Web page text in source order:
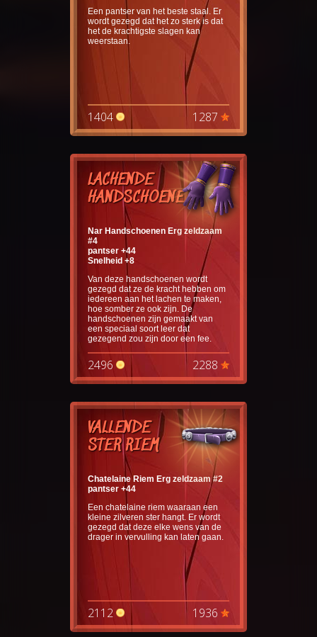
Een pantser van het beste staal. Er
wordt gezegd dat het zo sterk is dat
het de krachtigste slagen kan
weerstaan.
1404 1287
LACHENDE
HANDSCHOENEN
Nar Handschoenen Erg zeldzaam
#4
pantser +44
Snelheid +8
Van deze handschoenen wordt
gezegd dat ze de kracht hebben om
iedereen aan het lachen te maken,
hoe somber ze ook zijn. De
handschoenen zijn gemaakt van
een speciaal soort leer dat
gezegend zou zijn door een fee.
2496 2288
VALLENDE
STER RIEM
Chatelaine Riem Erg zeldzaam #2
pantser +44
Een chatelaine riem waaraan een
kleine zilveren ster hangt. Er wordt
gezegd dat deze elke wens van de
drager in vervulling kan laten gaan.
2112 1936